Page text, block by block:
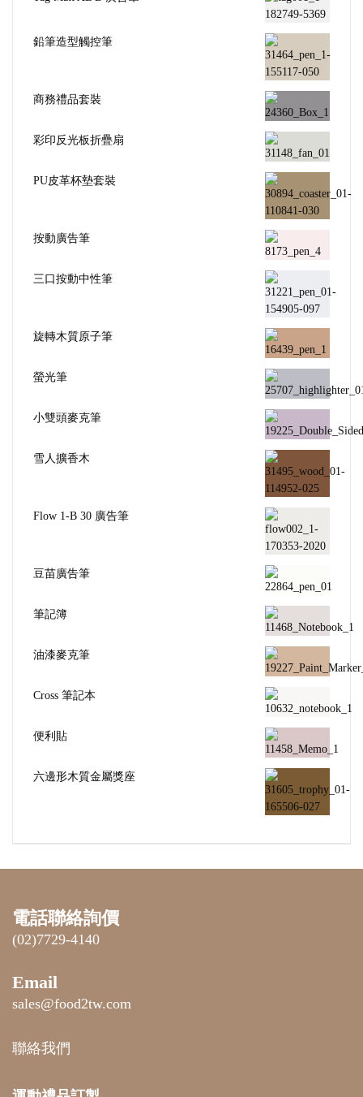
鉛筆造型觸控筆
商務禮品套裝
彩印反光板折疊扇
PU皮革杯墊套裝
按動廣告筆
三口按動中性筆
旋轉木質原子筆
螢光筆
小雙頭麥克筆
雪人擴香木
Flow 1-B 30 廣告筆
豆苗廣告筆
筆記簿
油漆麥克筆
Cross 筆記本
便利貼
六邊形木質金屬獎座
電話聯絡詢價
(02)7729-4140
Email
sales@food2tw.com
聯絡我們